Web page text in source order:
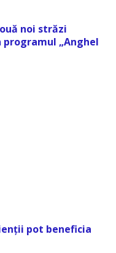
noi străzi
„Anghel
pot beneficia